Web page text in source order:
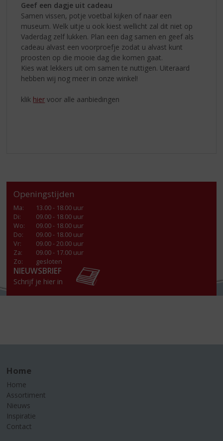
Geef een dagje uit cadeau
Samen vissen, potje voetbal kijken of naar een
museum. Welk uitje u ook kiest wellicht zal dit niet op
Vaderdag zelf lukken. Plan een dag samen en geef als
cadeau alvast een voorproefje zodat u alvast kunt
proosten op die mooie dag die komen gaat.
Kies wat lekkers uit om samen te nuttigen. Uiteraard
hebben wij nog meer in onze winkel!
klik hier voor alle aanbiedingen
Openingstijden
Ma:
13.00 - 18.00 uur
Di:
09.00 - 18.00 uur
Wo:
09.00 - 18.00 uur
Do:
09.00 - 18.00 uur
Vr:
09.00 - 20.00 uur
Za:
09.00 - 17.00 uur
Zo:
gesloten
NIEUWSBRIEF
Schrijf je hier in
Home
Home
Assortiment
Nieuws
Inspiratie
Contact